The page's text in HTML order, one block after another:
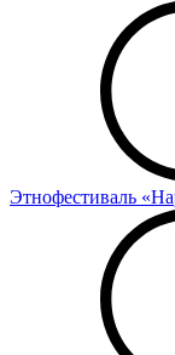
Этнофестиваль